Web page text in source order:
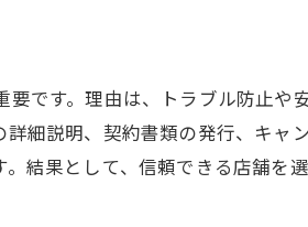
数料無料の違いを整理
危険を回避する方法
サービスの利点を解説
です。理由は、トラブル防止や
細説明、契約書類の発行、キャ
結果として、信頼できる店舗を
い合わせください
い合わせください